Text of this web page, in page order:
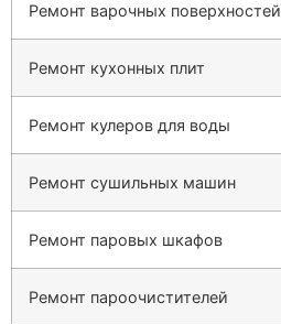
Ремонт варочных поверхностей
Ремонт кухонных плит
Ремонт кулеров для воды
Ремонт сушильных машин
Ремонт паровых шкафов
Ремонт пароочистителей